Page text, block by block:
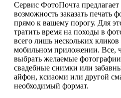
Сервис ФотоПочта
возможность заказать печать
прямо к вашему порогу. Для
тратить время на походы в
всего лишь нескольких кликов
мобильном приложении. Все,
выбрать желаемые
свадебные снимки или
айфон, ксиаоми или другой
необходимый формат.